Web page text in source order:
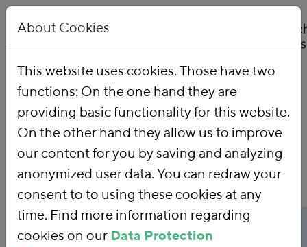
Publications
Publicationtitle
Lenkungs- und
About Cookies
This website uses cookies. Those have two
functions: On the one hand they are
providing basic functionality for this website.
On the other hand they allow us to improve
our content for you by saving and analyzing
anonymized user data. You can redraw your
consent to to using these cookies at any
time. Find more information regarding
cookies on our Data Protection